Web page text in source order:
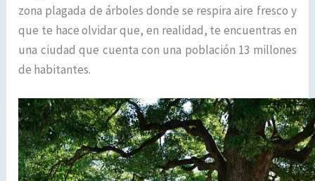
zona plagada de árboles donde se respira aire fresco y
que te hace olvidar que, en realidad, te encuentras en
una ciudad que cuenta con una población 13 millones
de habitantes.